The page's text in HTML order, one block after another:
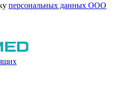
персональных данных ООО